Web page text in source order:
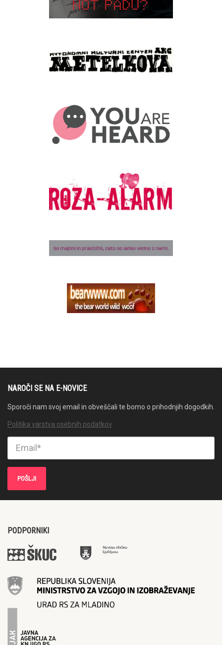
NAROČI SE NA E-NOVICE
Sporoči nam svoj email in obveščali te bomo o prihodnjih dogodkih.
Politika varstva osebnih podatkov
PODPORNIKI